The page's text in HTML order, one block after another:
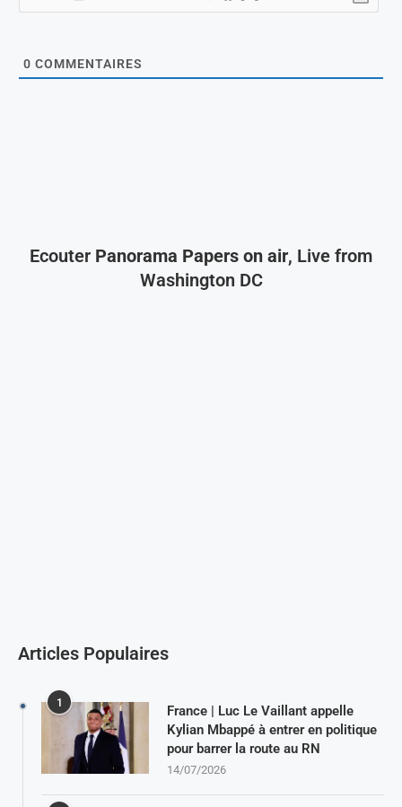
0 COMMENTAIRES
Ecouter Panorama Papers on air, Live from
Washington DC
Articles Populaires
1
France | Luc Le Vaillant appelle
Kylian Mbappé à entrer en politique
pour barrer la route au RN
14/07/2026